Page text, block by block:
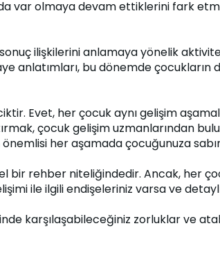
var olmaya devam ettiklerini fark
ilişkilerini anlamaya yönelik
anlatımları, bu dönemde çocukların
Evet, her çocuk aynı gelişim
çocuk gelişim uzmanlarından
her aşamada çocuğunuza
rehber niteliğindedir. Ancak, her
ile ilgili endişeleriniz varsa ve
karşılaşabileceğiniz zorluklar ve